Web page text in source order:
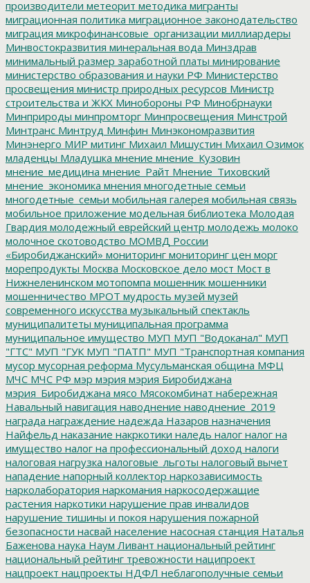
производители метеорит методика мигранты
миграционная политика миграционное законодательство
миграция микрофинансовые_организации миллиардеры
Минвостокразвития минеральная вода Минздрав
минимальный размер заработной платы минирование
министерство образования и науки РФ Министерство
просвещения министр природных ресурсов Министр
строительства и ЖКХ Минобороны РФ Минобрнауки
Минприроды минпромторг Минпросвещения Минстрой
Минтранс Минтруд Минфин Минэкономразвития
Минэнерго МИР митинг Михаил Мишустин Михаил Озимок
младенцы Младушка мнение мнение_Кузовин
мнение_медицина мнение_Райт Мнение_Тиховский
мнение_экономика мнения многодетные семьи
многодетные_семьи мобильная галерея мобильная связь
мобильное приложение модельная библиотека Молодая
Гвардия молодежный еврейский центр молодежь молоко
молочное скотоводство МОМВД России
«Биробиджанский» мониторинг мониторинг цен морг
морепродукты Москва Московское дело мост Мост в
Нижнеленинском мотопомпа мошенник мошенники
мошенничество МРОТ мудрость музей музей
современного искусства музыкальный спектакль
муниципалитеты муниципальная программа
муниципальное имущество МУП МУП "Водоканал" МУП
"ГТС" МУП "ГУК МУП "ПАТП" МУП "Транспортная компания
мусор мусорная реформа Мусульманская община МФЦ
МЧС МЧС РФ мэр мэрия мэрия Биробиджана
мэрия_Биробиджана мясо Мясокомбинат набережная
Навальный навигация наводнение наводнение_2019
награда награждение надежда Назаров назначения
Найфельд наказание накркотики наледь налог налог на
имущество налог на профессиональный доход налоги
налоговая нагрузка налоговые_льготы налоговый вычет
нападение напорный коллектор наркозависимость
нарколаборатория наркомания наркосодержащие
растения наркотики нарушение прав инвалидов
нарушение тишины и покоя нарушения пожарной
безопасности насвай население насосная станция Наталья
Баженова наука Наум Ливант национальный рейтинг
национальный рейтинг тревожности наципроект
нацпроект нацпроекты НДФЛ неблагополучные семьи